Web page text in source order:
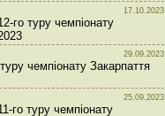
17.10.2023
го туру чемпіонату
29.09.2023
чемпіонату Закарпаття
25.09.2023
го туру чемпіонату